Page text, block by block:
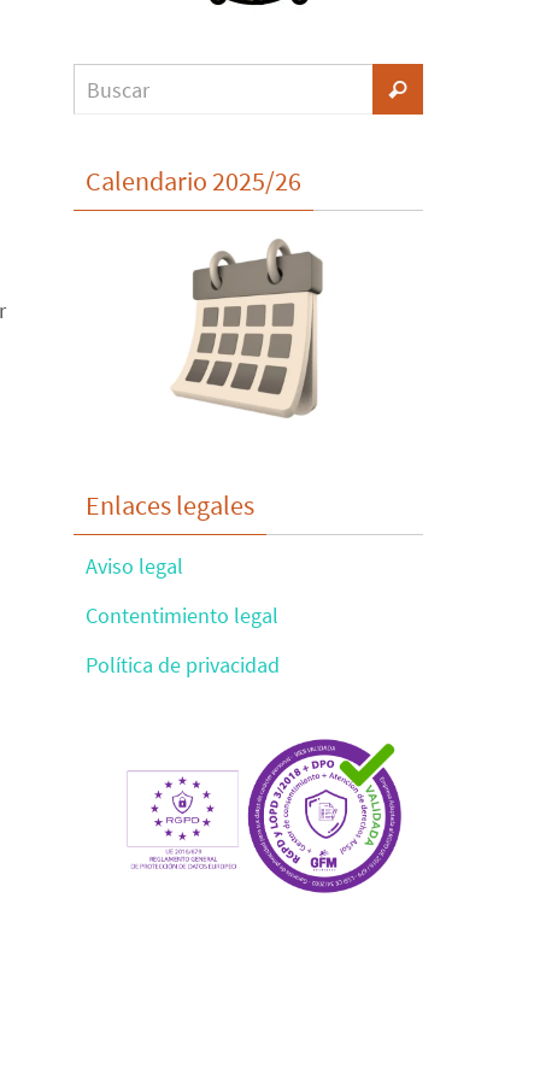
Calendario 2025/26
Enlaces legales
Aviso legal
Contentimiento legal
Política de privacidad